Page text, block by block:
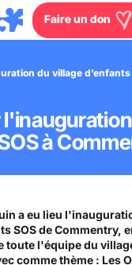
Faire un don
connaître
en France
à nos côtés
Actualités
du village
à
a eu lieu
SOS de Commentry,
toute l'équipe du
comme thème : Les